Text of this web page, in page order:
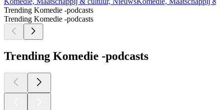
Trending Komedie -podcasts
Trending Komedie -podcasts
Trending Komedie -podcasts